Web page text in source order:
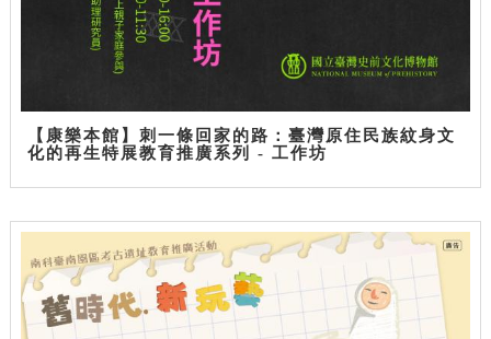
【康樂本館】刺一條回家的路：臺灣原住民族紋身文
化的再生特展教育推廣系列 - 工作坊